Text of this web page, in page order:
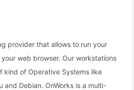
provider that allows to run your
web browser. Our workstations
kind of Operative Systems like
and Debian. OnWorks is a multi-